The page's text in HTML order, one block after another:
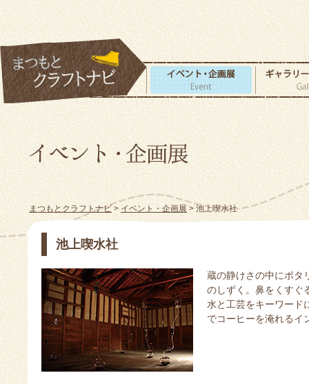
まつもとクラフトナビ>イベント・企画展> 池上喫水社
池上喫水社
蔵の静けさの中にポタ
のしずく。鼻をくすぐ
水と工芸をキーワード
でコーヒーを淹れるイ